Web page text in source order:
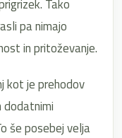
Tako
pa nimajo
in pritoževanje.
kot je prehodov
dodatnimi
še posebej velja